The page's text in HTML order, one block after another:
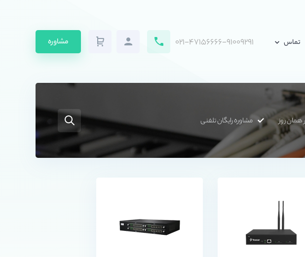
تماس مشاوره ۰۲۱-۴۷۱۵۶۶۶۶-۹۱۰۰۹۲۹۱
همان روز مشاوره رایگان تلفنی